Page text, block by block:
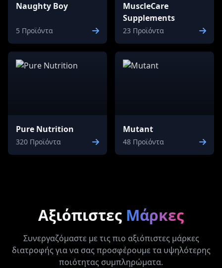
Naughty Boy
5 Προϊόντα
MuscleCare
Supplements
23 Προϊόντα
Pure Nutrition
320 Προϊόντα
Mutant
48 Προϊόντα
Αξιόπιστες Μάρκες
Συνεργαζόμαστε με τις πιο αξιόπιστες μάρκες
διατροφής για να σας προσφέρουμε τα υψηλότερης
ποιότητας συμπληρώματα.